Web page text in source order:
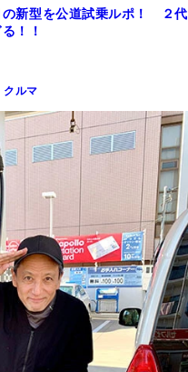
の新型を公道試乗ルポ！ ２代
！！
クルマ